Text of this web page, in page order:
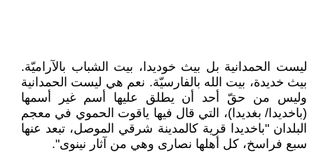
ليست الحمدانية بل بيث خوديدا، بيت الشباب بالآراميّة.
بيث خديدة، بيت الله بالفارسيّة. نعم هي ليست الحمدانية
وليس من حقّ أحد أن يطلق عليها أسم غير أسمها
(باخديدا/ بغديدا)، التي قال فيها ياقوت الحموي في معجم
البلدان "باخديدا قرية كالمدينة شرقي الموصل، تبعد عنها
سبع فراسخ، كل أهلها نصارى وهي من آثار نينوى".